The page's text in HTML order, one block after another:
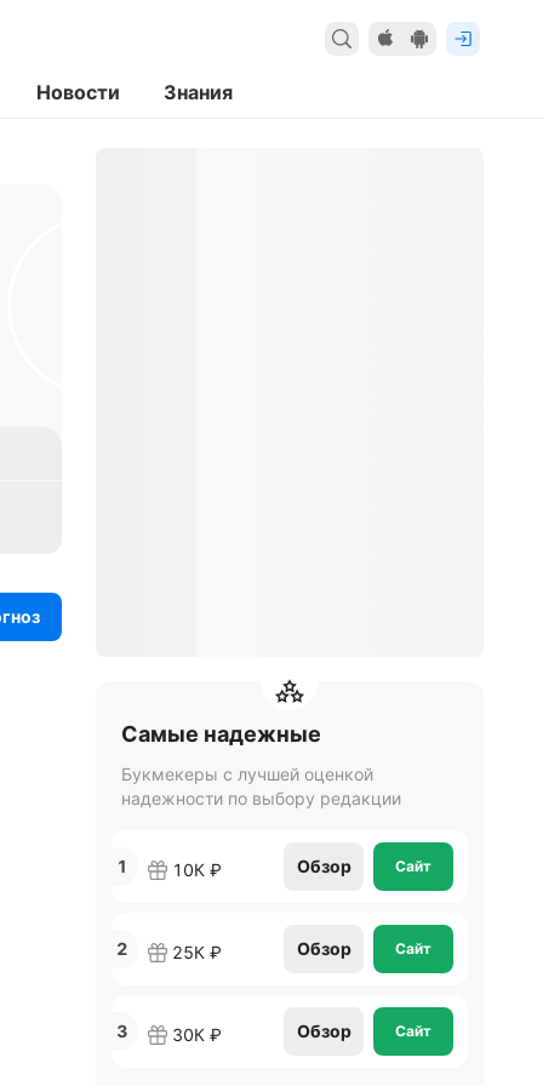
Новости Знания
Самые надежные
Букмекеры с лучшей оценкой
надежности по выбору редакции
1 10К ₽ Обзор Сайт
2 25К ₽ Обзор Сайт
3 30К ₽ Обзор Сайт